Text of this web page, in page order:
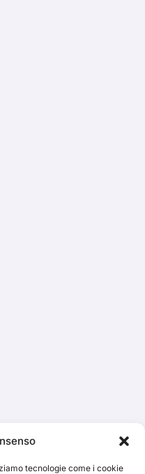
tecnologie come i cookie